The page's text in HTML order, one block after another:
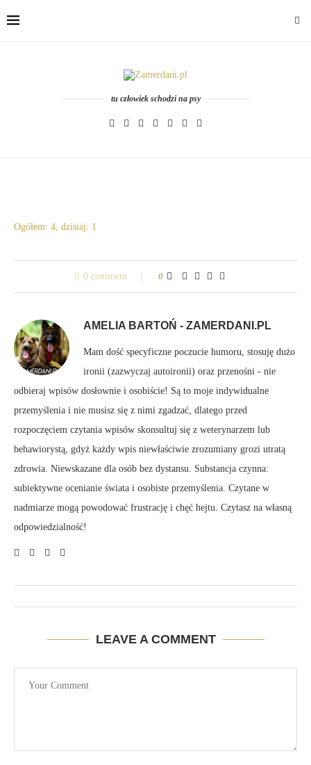
tu człowiek schodzi na psy
Ogółem: 4, dzisiaj: 1
0 comment 0
AMELIA BARTOŃ - ZAMERDANI.PL
Mam dość specyficzne poczucie humoru, stosuję dużo
ironii (zazwyczaj autoironii) oraz przenośni - nie
odbieraj wpisów dosłownie i osobiście! Są to moje indywidualne
przemyślenia i nie musisz się z nimi zgadzać, dlatego przed
rozpoczęciem czytania wpisów skonsultuj się z weterynarzem lub
behawiorystą, gdyż każdy wpis niewłaściwie zrozumiany grozi utratą
zdrowia. Niewskazane dla osób bez dystansu. Substancja czynna:
subiektywne ocenianie świata i osobiste przemyślenia. Czytane w
nadmiarze mogą powodować frustrację i chęć hejtu. Czytasz na własną
odpowiedzialność!
LEAVE A COMMENT